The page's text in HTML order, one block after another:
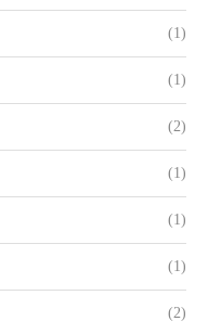
(1)
(1)
(2)
(1)
(1)
(1)
(2)